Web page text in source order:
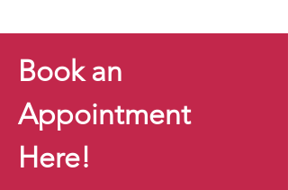
Book an
Appointment
Here!